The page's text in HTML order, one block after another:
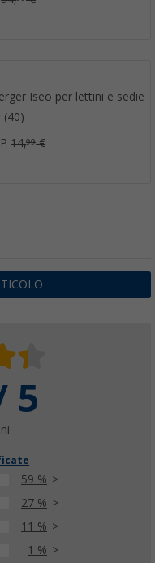
Iseo per lettini e sedie
(40)
14,99€
Berger per bambini dai 3
19,
il trasporto di quattro
5
59 %
27 %
11 %
1 %